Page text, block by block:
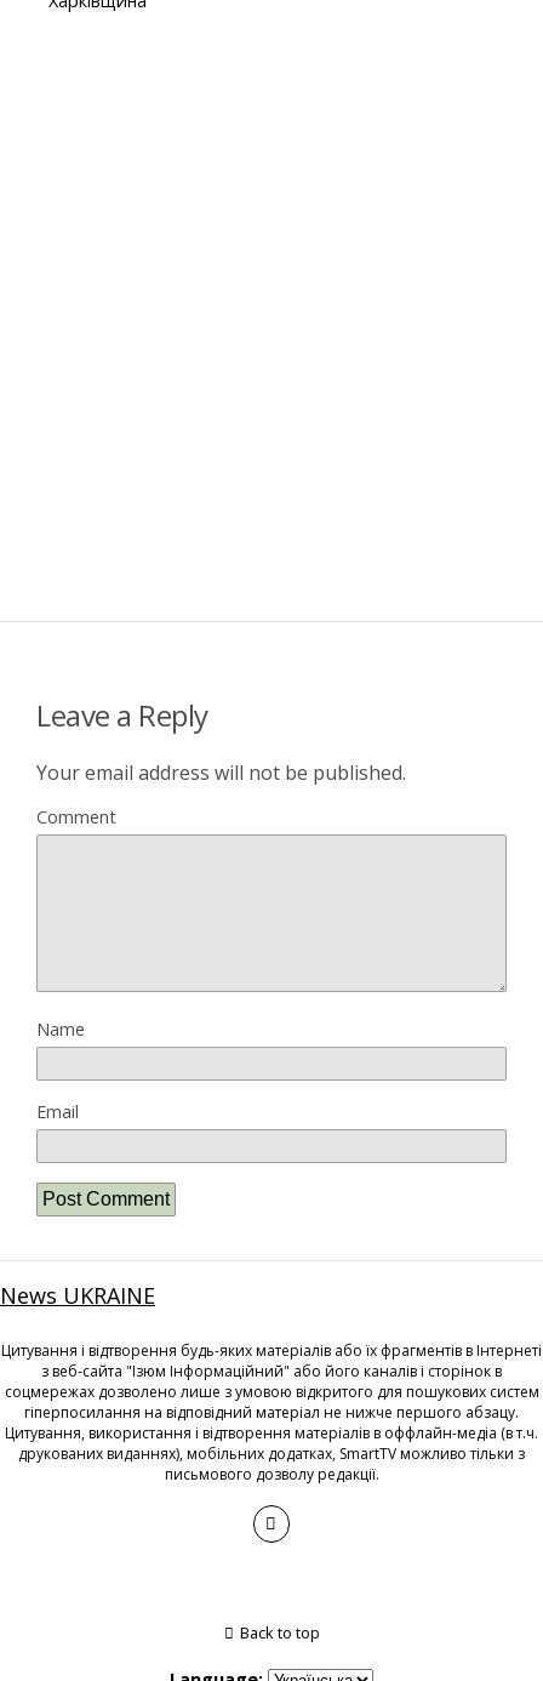
Leave a Reply
Your email address will not be published.
Comment
Name
Email
News UKRAINE
Цитування і відтворення будь-яких матеріалів або їх фрагментів в Інтернеті
з веб-сайта "Ізюм Інформаційний" або його каналів і сторінок в
соцмережах дозволено лише з умовою відкритого для пошукових систем
гіперпосилання на відповідний матеріал не нижче першого абзацу.
Цитування, використання і відтворення матеріалів в оффлайн-медіа (в т.ч.
друкованих виданнях), мобільних додатках, SmartTV можливо тільки з
письмового дозволу редакції.
Back to top